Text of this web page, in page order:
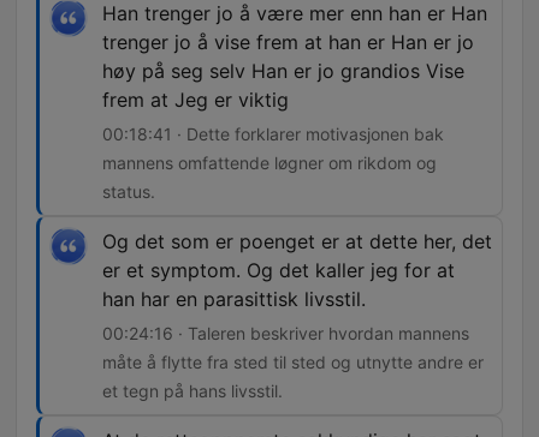
Han trenger jo å være mer enn han er Han
trenger jo å vise frem at han er Han er jo
høy på seg selv Han er jo grandios Vise
frem at Jeg er viktig
00:18:41 · Dette forklarer motivasjonen bak
mannens omfattende løgner om rikdom og
status.
Og det som er poenget er at dette her, det
er et symptom. Og det kaller jeg for at
han har en parasittisk livsstil.
00:24:16 · Taleren beskriver hvordan mannens
måte å flytte fra sted til sted og utnytte andre er
et tegn på hans livsstil.